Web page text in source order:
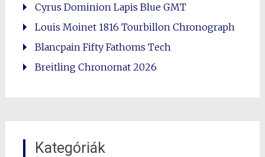
Cyrus Dominion Lapis Blue GMT
Louis Moinet 1816 Tourbillon Chronograph
Blancpain Fifty Fathoms Tech
Breitling Chronomat 2026
Kategóriák